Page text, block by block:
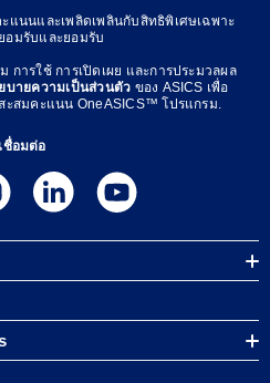
แนนและเพลิดเพลินกับสิทธิพิเศษเฉพาะ
มรับและยอมรับ
การใช้ การเปิดเผย และการประมวลผล
บายความเป็นส่วนตัว ของ ASICS เพื่อ
ะสมคะแนน OneASICS™ โปรแกรม.
เชื่อมต่อ